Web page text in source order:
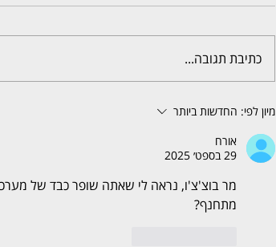
כתיבת תגובה...
מיון לפי: החדשות ביותר
אורח
29 בספט׳ 2025
מר בוצ'צ'ו, נראה לי שאתה שופר כבד של
מתחנף?